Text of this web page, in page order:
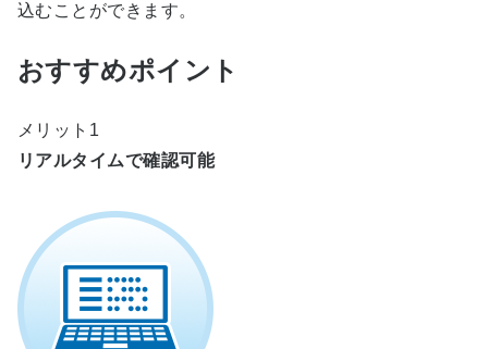
込むことができます。
おすすめポイント
メリット1
リアルタイムで確認可能